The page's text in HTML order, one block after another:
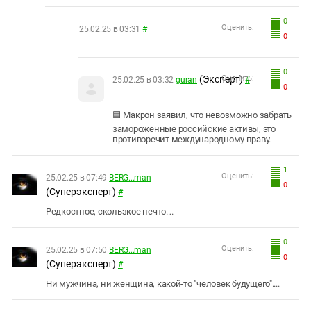
0
0
Оценить:
25.02.25 в 03:31 #
0
0
Оценить:
25.02.25 в 03:32 guran (Эксперт) #
🟦 Макрон заявил, что невозможно забрать
замороженные российские активы, это
противоречит международному праву.
1
0
Оценить:
25.02.25 в 07:49 BERG...man
(Суперэксперт) #
Редкостное, скользкое нечто....
0
0
Оценить:
25.02.25 в 07:50 BERG...man
(Суперэксперт) #
Ни мужчина, ни женщина, какой-то "человек будущего"....